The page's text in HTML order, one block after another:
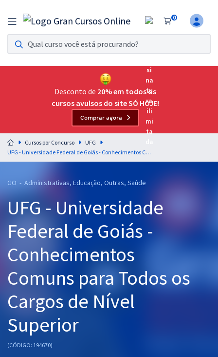
0
Assinatura Ilimitada 11
Acesso a todos os cursos. Teste grátis por 7 dias!
Assinatura OAB Até Passar
Acesso ilimitado a toda preparação para o Exame da
Residências Multiprofissionais
Preparação completa e intensiva para as principais
residências em saúde do Brasil
Cursos 20% OFF
Pós
Graduação
OAB
Questões grátis
Desconto de 20% em todos os
cursos avulsos do site SÓ HOJE!
Comprar agora
Cursos por Concurso
UFG
UFG - Universidade Federal de Goiás - Conhecimentos Comuns para Todos os Cargos de Nível Superior
GO - Administrativas, Educação, Outras, Saúde
UFG - Universidade
Federal de Goiás -
Conhecimentos
Comuns para Todos os
Cargos de Nível
Superior
(CÓDIGO: 194670)